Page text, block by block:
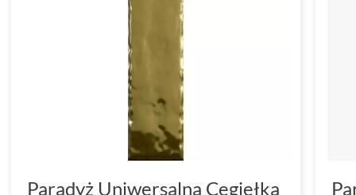
Paradyż Uniwersalna Cegiełka